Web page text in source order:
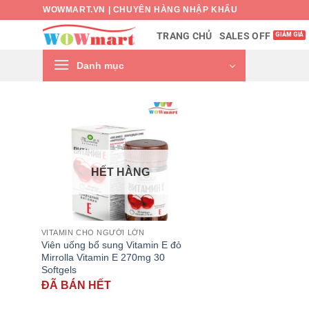
WOWMART.VN | CHUYÊN HÀNG NHẬP KHẨU
TRANG CHỦ SALES OFF
Danh mục
HẾT HÀNG
VITAMIN CHO NGƯỜI LỚN
Viên uống bổ sung Vitamin E đỏ
Mirrolla Vitamin E 270mg 30
Softgels
ĐÃ BÁN HẾT